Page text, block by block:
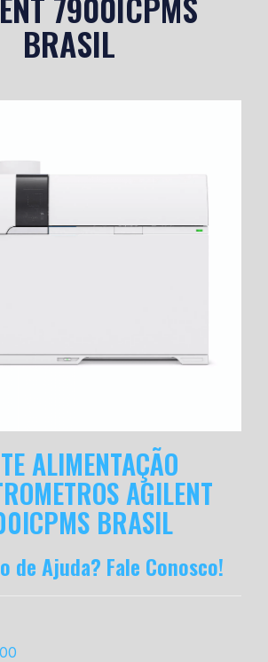
BRASIL
ALIMENTAÇÃO
AGILENT
BRASIL
de Ajuda? Fale Conosco!